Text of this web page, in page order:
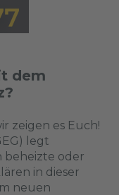
dem
zeigen es Euch!
legt
beheizte oder
in dieser
neuen